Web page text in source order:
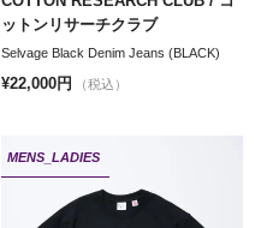
ットンリサーチクラブ
Selvage Black Denim Jeans (BLACK)
¥22,000円 （税込）
MENS_LADIES